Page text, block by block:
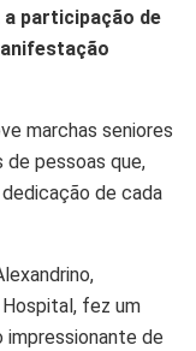
participação de
marchas seniores
de pessoas que,
de cada
fez um
impressionante de